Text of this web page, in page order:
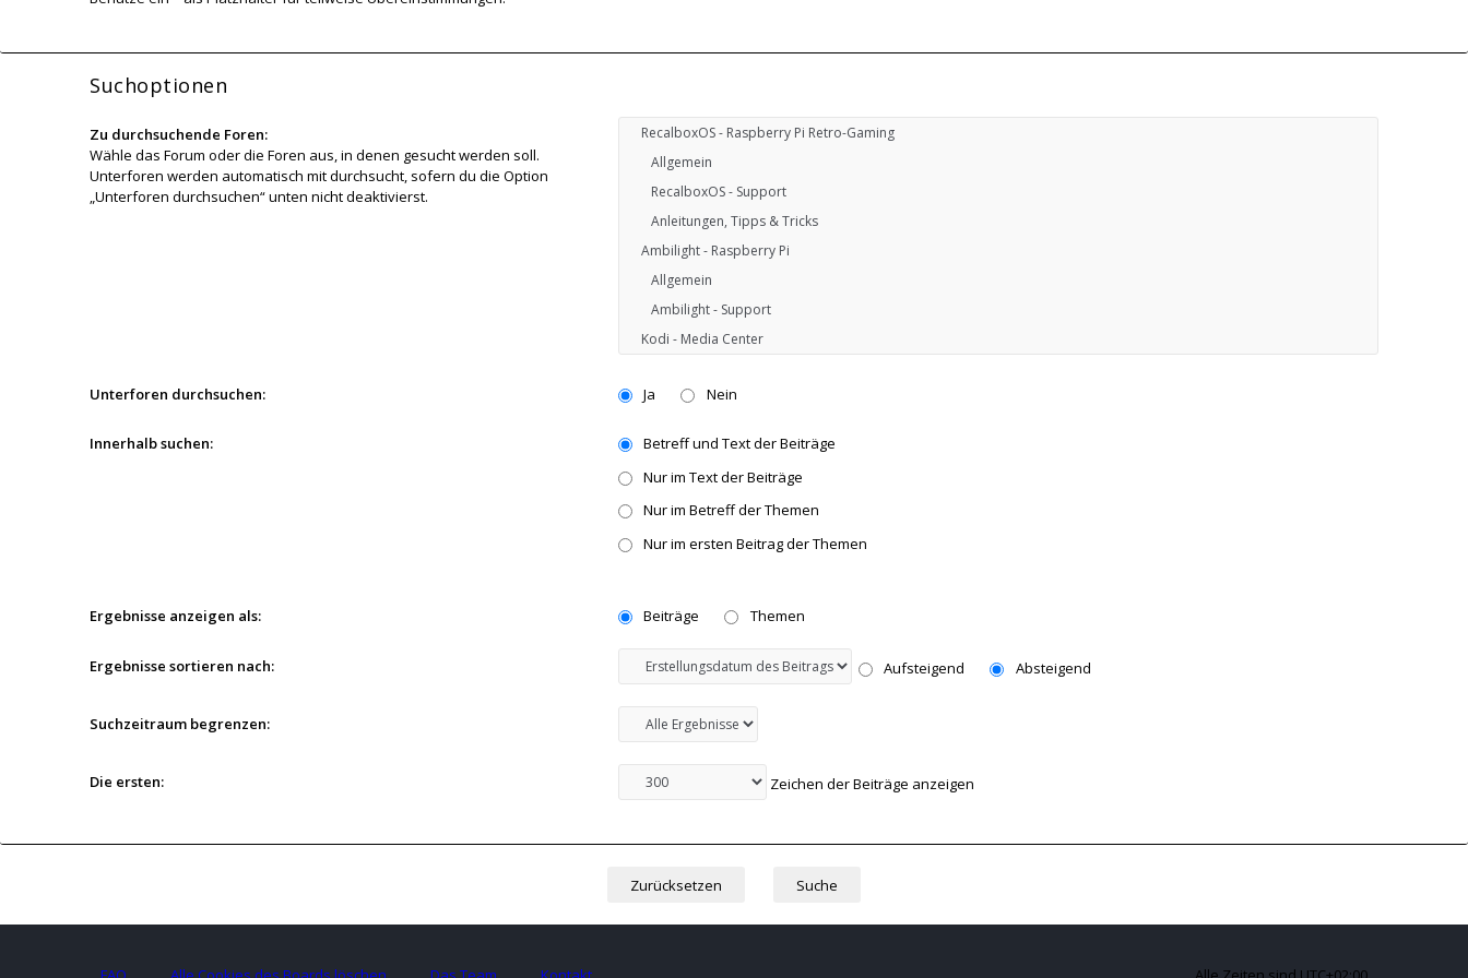
Suchoptionen
Zu durchsuchende Foren:
Wähle das Forum oder die Foren aus, in denen gesucht werden soll.
Unterforen werden automatisch mit durchsucht, sofern du die Option
„Unterforen durchsuchen“ unten nicht deaktivierst.
Unterforen durchsuchen: Ja Nein
Innerhalb suchen:
Betreff und Text der Beiträge
Nur im Text der Beiträge
Nur im Betreff der Themen
Nur im ersten Beitrag der Themen
Ergebnisse anzeigen als: Beiträge Themen
Ergebnisse sortieren nach: Aufsteigend Absteigend
Suchzeitraum begrenzen:
Die ersten: Zeichen der Beiträge anzeigen